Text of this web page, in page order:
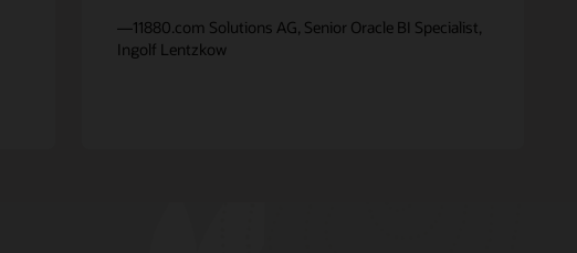
—11880.com Solutions AG, Senior Oracle BI Specialist,
Ingolf Lentzkow